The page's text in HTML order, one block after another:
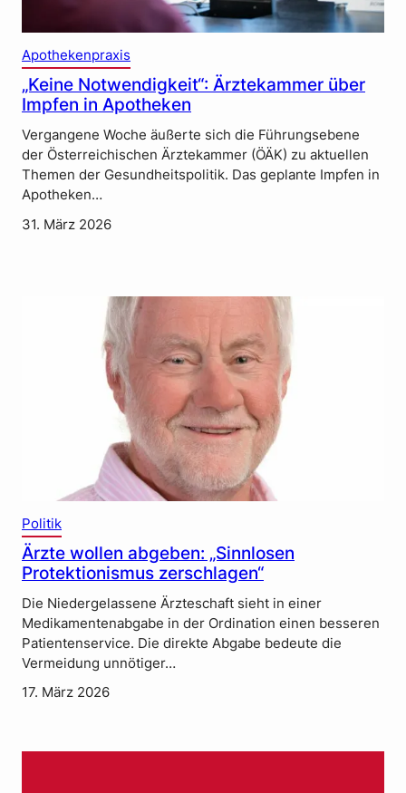
Apothekenpraxis
„Keine Notwendigkeit“: Ärztekammer über
Impfen in Apotheken
Vergangene Woche äußerte sich die Führungsebene
der Österreichischen Ärztekammer (ÖÄK) zu aktuellen
Themen der Gesundheitspolitik. Das geplante Impfen in
Apotheken…
31. März 2026
Politik
Ärzte wollen abgeben: „Sinnlosen
Protektionismus zerschlagen“
Die Niedergelassene Ärzteschaft sieht in einer
Medikamentenabgabe in der Ordination einen besseren
Patientenservice. Die direkte Abgabe bedeute die
Vermeidung unnötiger…
17. März 2026